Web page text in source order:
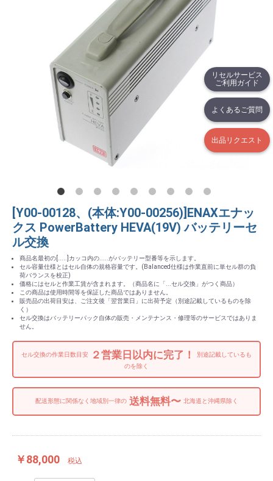
リセルサービス
ご利用ガイド
よくあるご質問
出品リクエスト
[Y00-00128、(本体:Y00-00256)]ENAXエナッ
クス PowerBattery HEVA(19V) バッテリーセ
ル交換
商品名最初の[.....]カッコ内の.....がバッテリー型番等を示します。
セル容量仕様とはセル自体の規格容量です。(Balanced仕様は作業直前に単セル群の負
荷バランスを校正)
価格にはセルと作業工賃が含まれます。（商品名に「...セル交換」がつく商品）
この商品は使用時間等を保証した商品ではありません。
販売品の出荷目安は、ご注文後「翌営業日」に出荷予定（別途記載しているものを除
く）
セル交換はバッテリーパック自体の販売・メンテナンス・修理等のサービスではありま
せん。
セル交換の作業日数目安 ２営業日以内に完了！
別途記載しているも
のを除く
配送形態に関係なく地域別一律の送料無料〜 北海道と沖縄県除く
￥88,000 税込